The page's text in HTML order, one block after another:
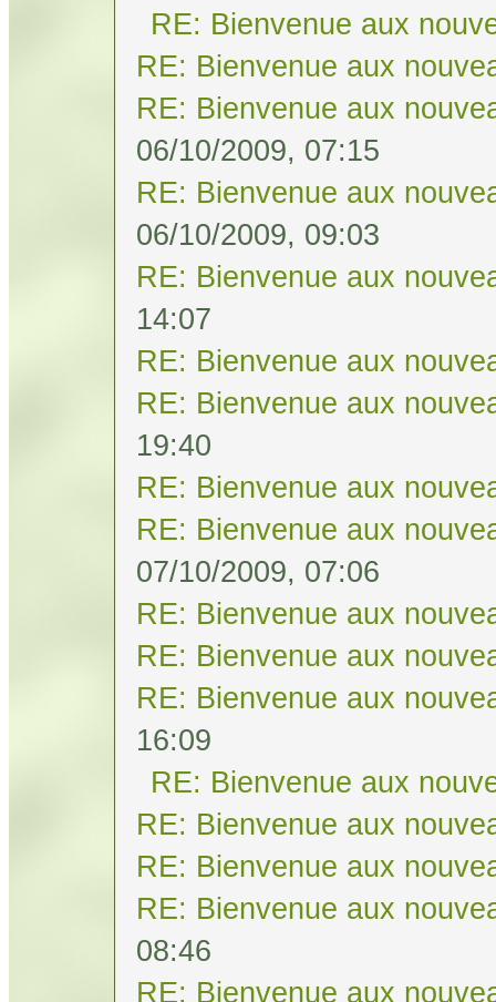
RE: Bienvenue aux
RE: Bienvenue aux
RE: Bienvenue aux
06/10/2009, 07:15
RE: Bienvenue aux
06/10/2009, 09:03
RE: Bienvenue aux
14:07
RE: Bienvenue aux
RE: Bienvenue aux
19:40
RE: Bienvenue aux
RE: Bienvenue aux
07/10/2009, 07:06
RE: Bienvenue aux
RE: Bienvenue aux
RE: Bienvenue aux
16:09
RE: Bienvenue aux
RE: Bienvenue aux
RE: Bienvenue aux
RE: Bienvenue aux
08:46
RE: Bienvenue aux